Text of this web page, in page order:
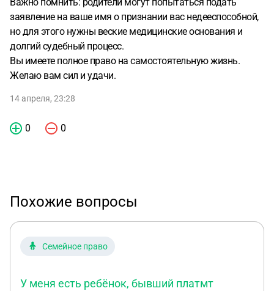
заявление на ваше имя о признании вас недееспособной,
но для этого нужны веские медицинские основания и
долгий судебный процесс.
Вы имеете полное право на самостоятельную жизнь.
Желаю вам сил и удачи.
14 апреля, 23:28
0 0
Похожие вопросы
Семейное право
У меня есть ребёнок, бывший платмт